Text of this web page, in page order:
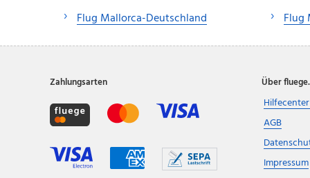
Flug Mallorca-Deutschland
Flug